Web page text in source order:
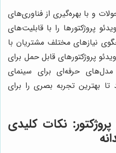
و با بهره‌گیری از فناوری‌های
پروژکتورها را با قابلیت‌های
نیازهای مختلف مشتریان با
پروژکتورهای قابل حمل برای
مدل‌های حرفه‌ای برای سینمای
بهترین تجربه بصری را برای
نکات کلیدی